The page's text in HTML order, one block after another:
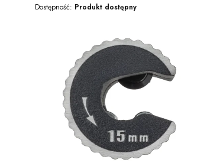
Dostępność: Produkt dostępny